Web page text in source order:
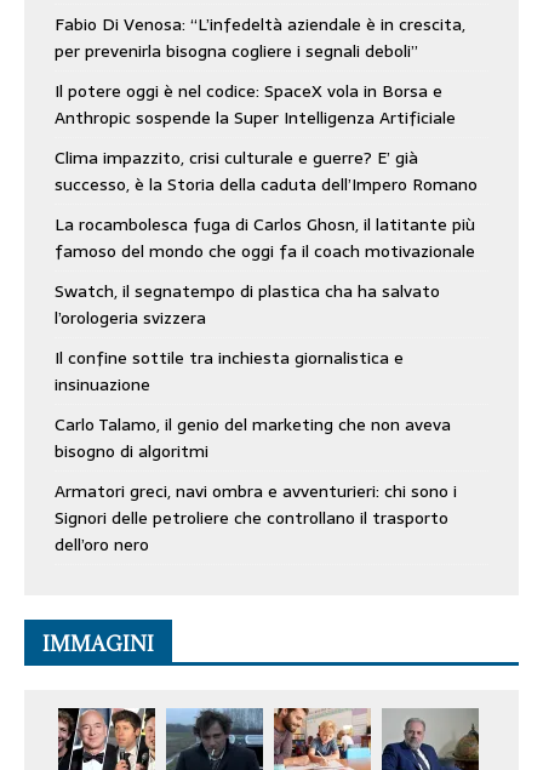
Fabio Di Venosa: “L’infedeltà aziendale è in crescita,
per prevenirla bisogna cogliere i segnali deboli”
Il potere oggi è nel codice: SpaceX vola in Borsa e
Anthropic sospende la Super Intelligenza Artificiale
Clima impazzito, crisi culturale e guerre? E’ già
successo, è la Storia della caduta dell’Impero Romano
La rocambolesca fuga di Carlos Ghosn, il latitante più
famoso del mondo che oggi fa il coach motivazionale
Swatch, il segnatempo di plastica cha ha salvato
l’orologeria svizzera
Il confine sottile tra inchiesta giornalistica e
insinuazione
Carlo Talamo, il genio del marketing che non aveva
bisogno di algoritmi
Armatori greci, navi ombra e avventurieri: chi sono i
Signori delle petroliere che controllano il trasporto
dell’oro nero
IMMAGINI